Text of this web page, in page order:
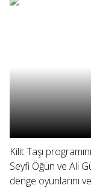
Kilit Taşı
Seyfi Öğün ve Ali
denge oyunlarını